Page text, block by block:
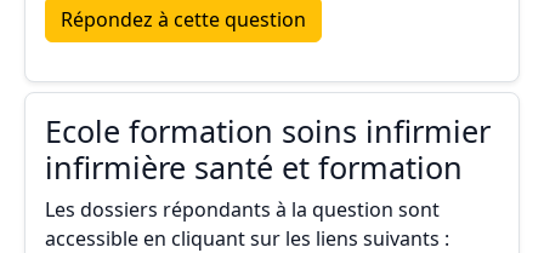
Répondez à cette question
Ecole formation soins infirmier
infirmière santé et formation
Les dossiers répondants à la question sont
accessible en cliquant sur les liens suivants :